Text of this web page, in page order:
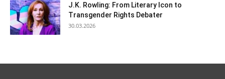
J.K. Rowling: From Literary Icon to
Transgender Rights Debater
30.03.2026